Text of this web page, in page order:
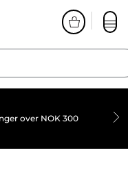
over NOK 300